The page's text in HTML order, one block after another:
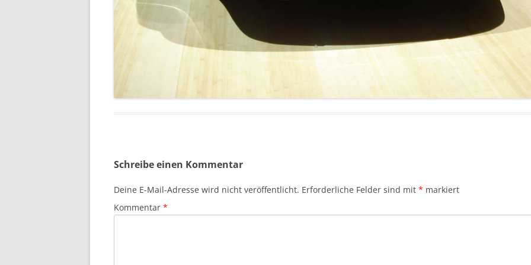
Schreibe einen Kommentar
Deine E-Mail-Adresse wird nicht veröffentlicht. Erforderliche Felder sind mit * markiert
Kommentar *